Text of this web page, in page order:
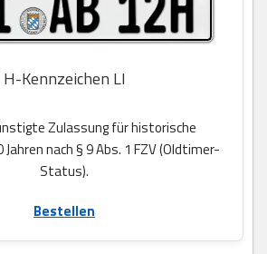
H-Kennzeichen LI
Zulassung für historische
Jahren nach § 9 Abs. 1 FZV (Oldtimer-
Status).
Bestellen